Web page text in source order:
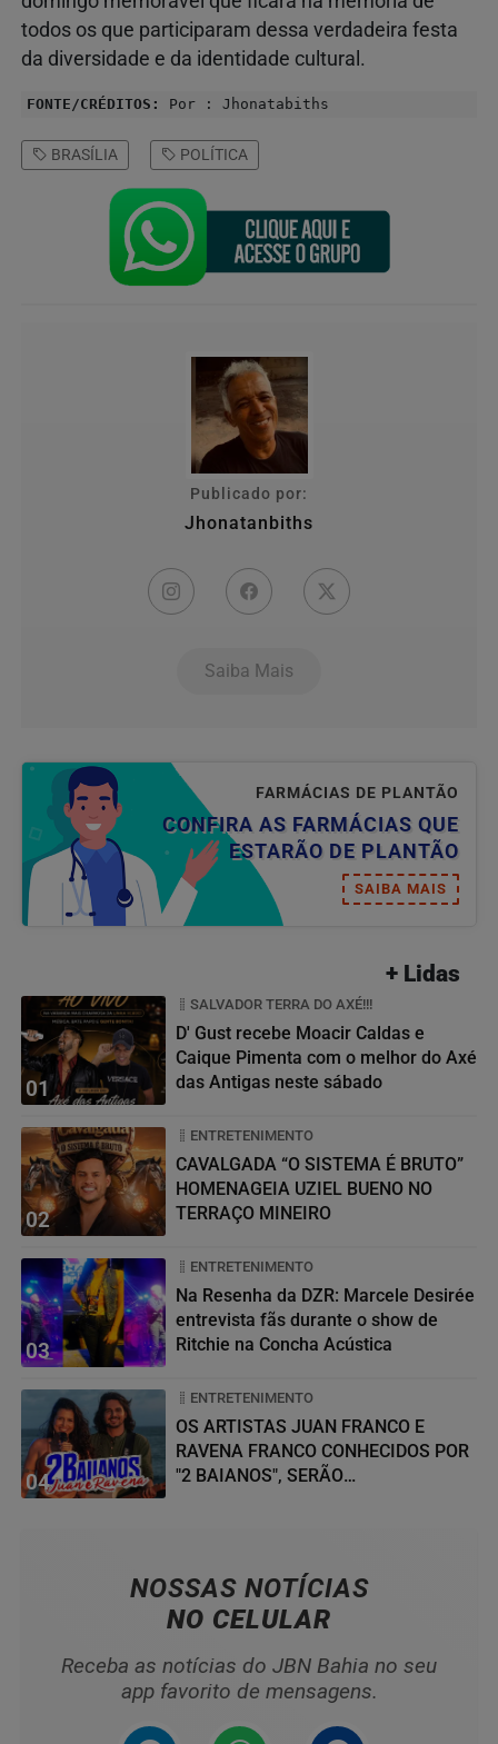
todos os que participaram dessa verdadeira festa
da diversidade e da identidade cultural.
FONTE/CRÉDITOS: Por : Jhonatabiths
BRASÍLIA POLÍTICA
Publicado por:
Jhonatanbiths
Saiba Mais
FARMÁCIAS DE PLANTÃO
CONFIRA AS FARMÁCIAS QUE
ESTARÃO DE PLANTÃO
SAIBA MAIS
+ Lidas
01
SALVADOR TERRA DO AXÉ!!!
D' Gust recebe Moacir Caldas e
Caique Pimenta com o melhor do Axé
das Antigas neste sábado
02
ENTRETENIMENTO
CAVALGADA “O SISTEMA É BRUTO”
HOMENAGEIA UZIEL BUENO NO
TERRAÇO MINEIRO
03
ENTRETENIMENTO
Na Resenha da DZR: Marcele Desirée
entrevista fãs durante o show de
Ritchie na Concha Acústica
04
ENTRETENIMENTO
OS ARTISTAS JUAN FRANCO E
RAVENA FRANCO CONHECIDOS POR
"2 BAIANOS", SERÃO
NOSSAS NOTÍCIAS
NO CELULAR
Receba as notícias do JBN Bahia no seu
app favorito de mensagens.